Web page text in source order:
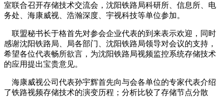
室联合召开存储技术交流会，沈阳铁路局科研所、信息所、电
务处、海康威视、浩瀚深度、宇视科技等单位参加。
联盟秘书长于格首先对参会企业代表的到来表示欢迎，同时
感谢沈阳铁路局、局各部门、沈阳铁路局领导对会议的支持，
希望各位代表畅所欲言，为沈阳铁路局视频监控系统存储技术
的应用提出宝贵意见。
海康威视公司代表孙宇辉首先向与会各单位的专家代表介绍
了铁路视频存储技术的演变历程；分析比较了存储节点分散